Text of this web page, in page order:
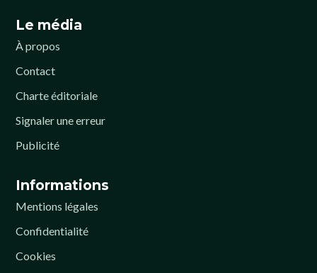
Le média
À propos
Contact
Charte éditoriale
Signaler une erreur
Publicité
Informations
Mentions légales
Confidentialité
Cookies